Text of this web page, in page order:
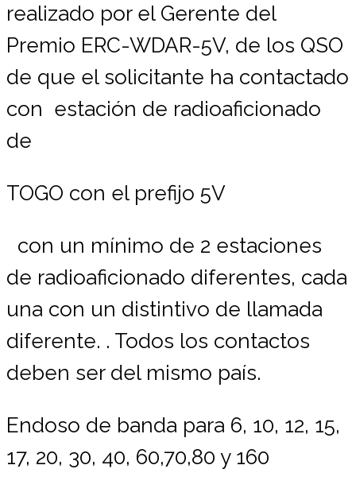
realizado por el Gerente del
Premio ERC-WDAR-5V, de los QSO
de que el solicitante ha contactado
con estación de radioaficionado
de
TOGO con el prefijo 5V
con un mínimo de 2 estaciones
de radioaficionado diferentes, cada
una con un distintivo de llamada
diferente. . Todos los contactos
deben ser del mismo país.
Endoso de banda para 6, 10, 12, 15,
17, 20, 30, 40, 60,70,80 y 160